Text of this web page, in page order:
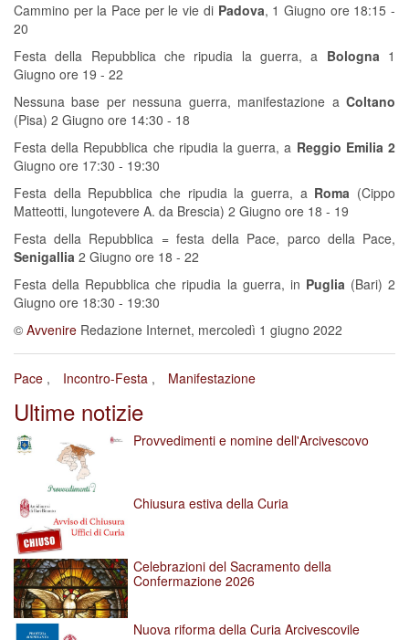
Cammino per la Pace per le vie diPadova, 1 Giugno ore 18:15 -
20
Festa della Repubblica che ripudia la guerra, a Bologna1
Giugno ore 19 - 22
Nessuna base per nessuna guerra, manifestazione a Coltano
(Pisa) 2 Giugno ore 14:30 - 18
Festa della Repubblica che ripudia la guerra, a Reggio Emilia 2
Giugno ore 17:30 - 19:30
Festa della Repubblica che ripudia la guerra, aRoma (Cippo
Matteotti, lungotevere A. da Brescia) 2 Giugno ore 18 - 19
Festa della Repubblica = festa della Pace, parco della Pace,
Senigallia 2 Giugno ore 18 - 22
Festa della Repubblica che ripudia la guerra, in Puglia(Bari) 2
Giugno ore 18:30 - 19:30
© Avvenire Redazione Internet, mercoledì 1 giugno 2022
Pace Incontro-Festa Manifestazione
Ultime notizie
Provvedimenti e nomine dell'Arcivescovo
Chiusura estiva della Curia
Celebrazioni del Sacramento della
Confermazione 2026
Nuova riforma della Curia Arcivescovile